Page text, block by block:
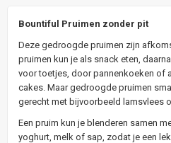
Bountiful Pruimen zonder pit
Deze gedroogde pruimen zijn
pruimen kun je als snack eten,
voor toetjes, door pannenkoeken of
cakes. Maar gedroogde pruimen
gerecht met bijvoorbeeld lamsvlees
Een pruim kun je blenderen samen
yoghurt, melk of sap, zodat je een